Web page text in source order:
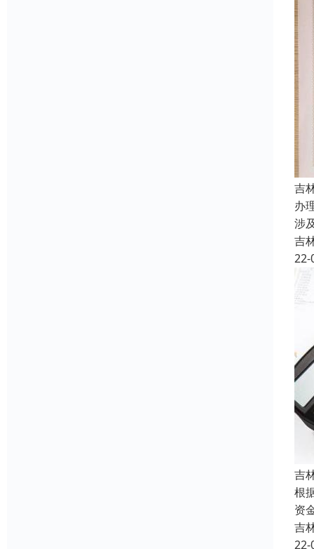
吉
办
涉
吉
22-
吉
根
资
吉
22-